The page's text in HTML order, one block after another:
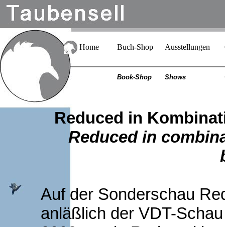
Home Buch-Shop Ausstellungen
Book-Shop Shows
Reduced in
Reduced in
Auf der Sonderschau
anläßlich der VDT-